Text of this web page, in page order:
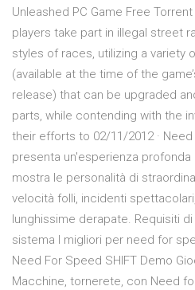
Unleashed PC Game Free
players take part in illegal street
styles of races, utilizing a variety
(available at the time of the
release) that can be upgraded
parts, while contending with the
their efforts to 02/11/2012 ·
presenta un'esperienza
mostra le personalità di
velocità folli, incidenti
lunghissime derapate. Requisiti
sistema I migliori per need for
Need For Speed SHIFT Demo
Macchine, tornerete, con Need